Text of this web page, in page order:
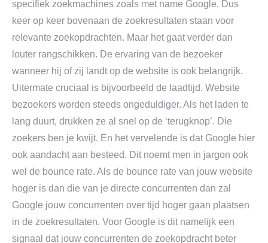
specifiek zoekmachines zoals met name Google. Dus
keer op keer bovenaan de zoekresultaten staan voor
relevante zoekopdrachten. Maar het gaat verder dan
louter rangschikken. De ervaring van de bezoeker
wanneer hij of zij landt op de website is ook belangrijk.
Uitermate cruciaal is bijvoorbeeld de laadtijd. Website
bezoekers worden steeds ongeduldiger. Als het laden te
lang duurt, drukken ze al snel op de ‘terugknop’. Die
zoekers ben je kwijt. En het vervelende is dat Google hier
ook aandacht aan besteed. Dit noemt men in jargon ook
wel de bounce rate. Als de bounce rate van jouw website
hoger is dan die van je directe concurrenten dan zal
Google jouw concurrenten over tijd hoger gaan plaatsen
in de zoekresultaten. Voor Google is dit namelijk een
signaal dat jouw concurrenten de zoekopdracht beter